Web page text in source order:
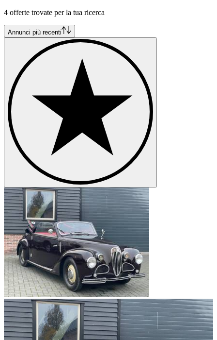
4 offerte trovate per la tua ricerca
Annunci più recenti